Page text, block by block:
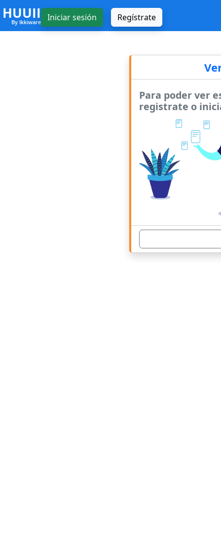
HUUII
By Ikkiware Iniciar sesión Regístrate
Para poder ver
registrate o